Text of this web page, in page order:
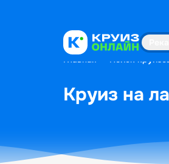
Главная Поиск
Круиз на